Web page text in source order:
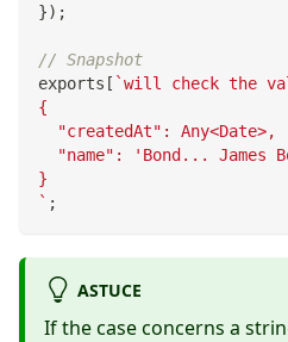
}) ;
// Snapshot
exports [ `will check the
{
  "createdAt": Any<Date>,
"name": 'Bond... James
}
` ;
ASTUCE
If the case concerns a